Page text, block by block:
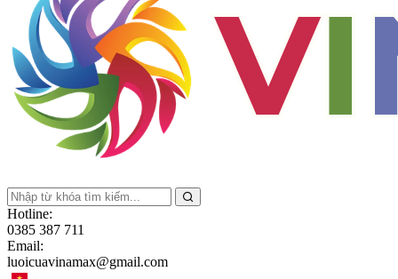
Hotline:
0385 387 711
Email:
luoicuavinamax@gmail.com